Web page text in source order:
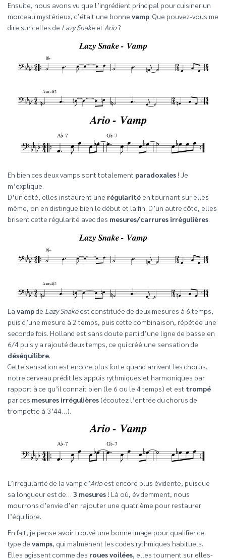
Ensuite, nous avons vu que l’ingrédient principal pour cuisiner un
morceau mystérieux, c’était une bonne vamp. Que pouvez-vous me
dire sur celles de Lazy Snakeet Ario?
Eh bien ces deux vamps sont totalement paradoxales ! Je
m’explique.
D’un côté, elles instaurent une régularité en tournant sur elles
même, on en distingue bien le début et la fin. D’un autre côté, elles
brisent cette régularité avec des mesures/carrures irrégulières.
La vampde Lazy Snakeest constituée de deux mesures à 6 temps,
puis d’une mesure à 2 temps, puis cette combinaison, répétée une
seconde fois. Holland est sans doute parti d’une ligne de basse en
6/4 puis y a rajouté deux temps, ce qui créé une sensation de
déséquilibre.
Cette sensation est encore plus forte quand arrivent les chorus,
notre cerveau prédit les appuis rythmiques et harmoniques par
rapport à ce qu’il connaît bien (le 6 ou le 4 temps) et est trompé
par ces mesures irrégulières (écoutez l’entrée du chorus de
trompette à 3’44…).
L’irrégularité de la vamp d’Arioest encore plus évidente, puisque
sa longueur est de… 3 mesures ! Là où, évidemment, nous
mourrons d’envie d’en rajouter une quatrième pour restaurer
l’équilibre.
En fait, je pense avoir trouvé une bonne image pour qualifier ce
type de vamps, qui malmènent les codes rythmiques habituels.
Elles agissent comme des roues voilées, elles tournent sur elles-